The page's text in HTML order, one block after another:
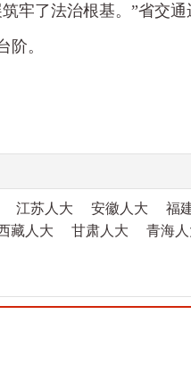
牢了法治根基。”省交
。
江苏人大 安徽人大 福
藏人大 甘肃人大 青海